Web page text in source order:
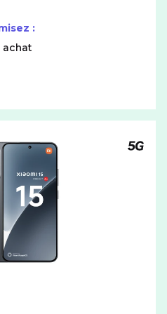
:
achat
pour le XIAOMI 15 avec